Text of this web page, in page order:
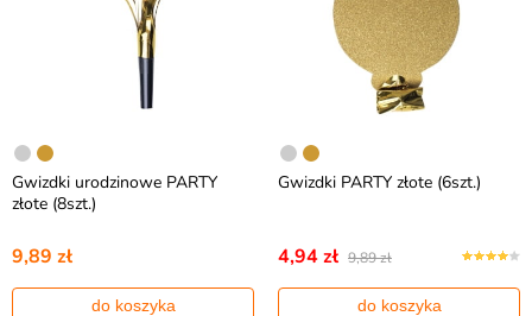
Gwizdki urodzinowe PARTY
złote (8szt.)
9,89 zł
do koszyka
Gwizdki PARTY złote (6szt.)
4,94 zł 9,89 zł
do koszyka